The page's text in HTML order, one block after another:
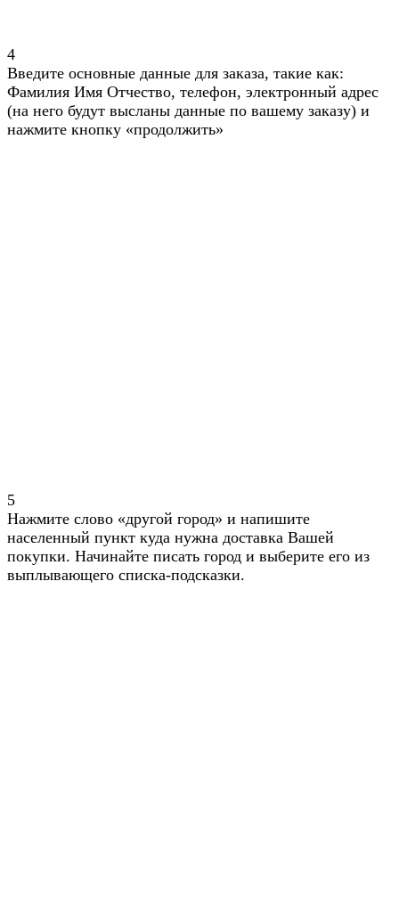
4
Введите основные данные для заказа, такие как:
Фамилия Имя Отчество, телефон, электронный адрес
(на него будут высланы данные по вашему заказу) и
нажмите кнопку «продолжить»
5
Нажмите слово «другой город» и напишите
населенный пункт куда нужна доставка Вашей
покупки. Начинайте писать город и выберите его из
выплывающего списка-подсказки.